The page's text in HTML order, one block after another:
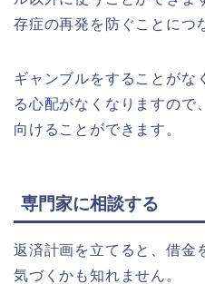
存症の再発を防ぐことにつ
ギャンブルをすることがな
る心配がなくなりますので
向けることができます。
専門家に相談する
返済計画を立てると、借金
気づくかも知れません。